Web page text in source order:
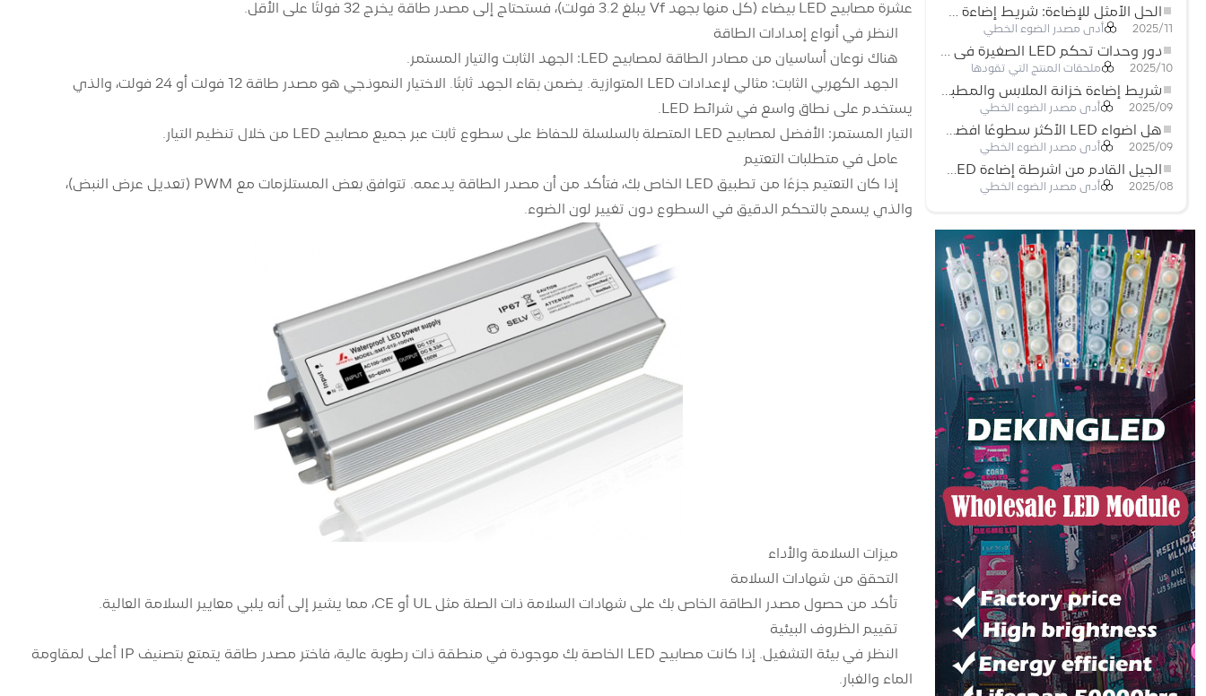
الحل الأمثل للإضاءة: شريط إضاءة LED مرن عالي الكثافة COB FOB للإضاءة الحديثة
2025/11 أدى مصدر الضوء الخطي
دور وحدات تحكم LED الصغيرة في مشاريع إضاءة شريط LED
2025/10 ملحقات المنتج التي تقودها
شريط إضاءة خزانة الملابس والمطبخ: شريط COB LED اللمسي الذي يعيد تعريف الإضاءة المنزلية والتجارية
2025/09 أدى مصدر الضوء الخطي
هل أضواء LED الأكثر سطوعًا أفضل؟
2025/09 أدى مصدر الضوء الخطي
الجيل القادم من أشرطة إضاءة LED: قابلة للقطع بحرية لإمكانيات غير محدودة
2025/08 أدى مصدر الضوء الخطي
عشرة مصابيح LED بيضاء (كل منها بجهد Vf يبلغ 3.2 فولت)، فستحتاج إلى مصدر طاقة يخرج 32 فولتًا على الأقل.
النظر في أنواع إمدادات الطاقة
هناك نوعان أساسيان من مصادر الطاقة لمصابيح LED: الجهد الثابت والتيار المستمر.
الجهد الكهربي الثابت: مثالي لإعدادات LED المتوازية. يضمن بقاء الجهد ثابتًا. الاختيار النموذجي هو مصدر طاقة 12 فولت أو 24 فولت، والذي
يستخدم على نطاق واسع في شرائط LED.
التيار المستمر: الأفضل لمصابيح LED المتصلة بالسلسلة للحفاظ على سطوع ثابت عبر جميع مصابيح LED من خلال تنظيم التيار.
عامل في متطلبات التعتيم
إذا كان التعتيم جزءًا من تطبيق LED الخاص بك، فتأكد من أن مصدر الطاقة يدعمه. تتوافق بعض المستلزمات مع PWM (تعديل عرض النبض)،
والذي يسمح بالتحكم الدقيق في السطوع دون تغيير لون الضوء.
ميزات السلامة والأداء
التحقق من شهادات السلامة
تأكد من حصول مصدر الطاقة الخاص بك على شهادات السلامة ذات الصلة مثل UL أو CE، مما يشير إلى أنه يلبي معايير السلامة العالية.
تقييم الظروف البيئية
النظر في بيئة التشغيل. إذا كانت مصابيح LED الخاصة بك موجودة في منطقة ذات رطوبة عالية، فاختر مصدر طاقة يتمتع بتصنيف IP أعلى لمقاومة
الماء والغبار.